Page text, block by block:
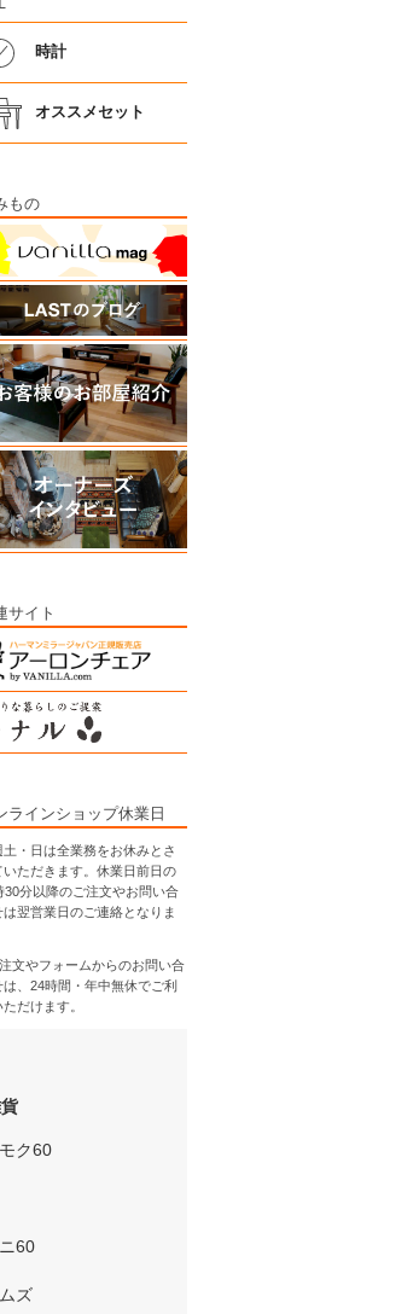
時計
オススメセット
もの
サイト
ラインショップ休業日
土・日は全業務をお休みとさ
いただきます。休業日前日の
30分以降のご注文やお問い合
は翌営業日のご連絡となりま
文やフォームからのお問い合
、 24時間・年中無休でご利
ただけます。
ク60
60
ズ